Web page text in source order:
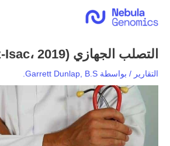
المحتوى
التصلب الجهازي (López-Isac، 2019)
التقارير / بواسطة Garrett Dunlap, B.S.